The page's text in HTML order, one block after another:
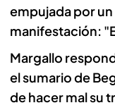
empujada por
manifestación:
Margallo
el sumario de
de hacer mal su